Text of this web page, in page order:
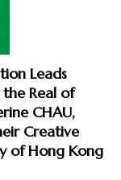
Leads
Real of
CHAU,
Creative
of Hong Kong